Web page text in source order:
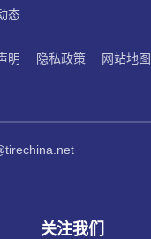
态
明 隐私政策 网站地图
关注我们